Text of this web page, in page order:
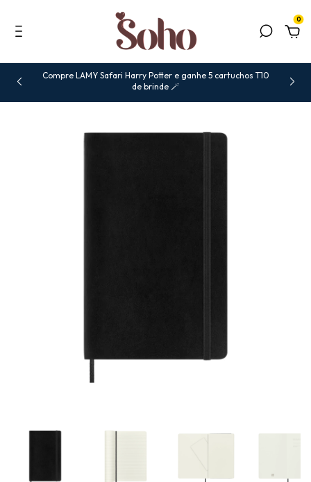
0
Compre LAMY Safari Harry Potter e ganhe 5 cartuchos T10
de brinde 🪄